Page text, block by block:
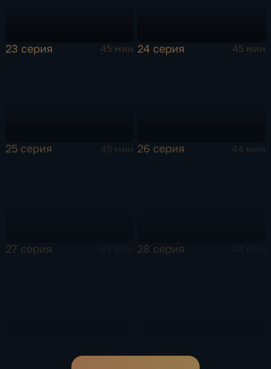
23 серия 45 мин 24 серия 45 мин
25 серия 45 мин 26 серия 44 мин
27 серия 28 серия